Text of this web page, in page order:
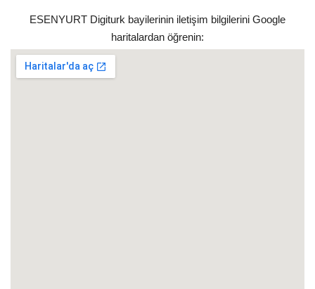
ESENYURT Digiturk bayilerinin iletişim bilgilerini Google
haritalardan öğrenin: